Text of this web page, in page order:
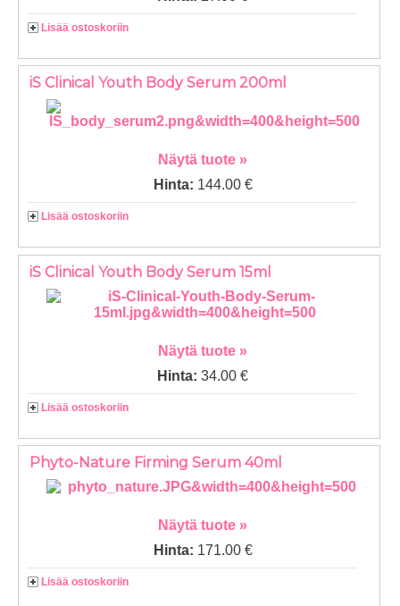
Lisää ostoskoriin
iS Clinical Youth Body Serum 200ml
Näytä tuote »
Hinta: 144.00 €
Lisää ostoskoriin
iS Clinical Youth Body Serum 15ml
Näytä tuote »
Hinta:34.00 €
Lisää ostoskoriin
Phyto-Nature Firming Serum 40ml
Näytä tuote »
Hinta: 171.00 €
Lisää ostoskoriin